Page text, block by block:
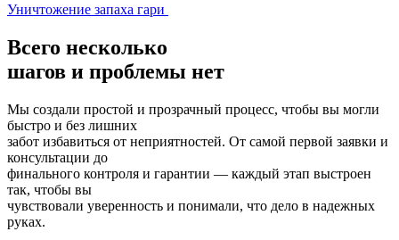
Уничтожение запаха гари
Всего несколько
шагов и проблемы нет
Мы создали простой и прозрачный процесс, чтобы вы могли
быстро и без лишних
забот избавиться от неприятностей. От самой первой заявки и
консультации до
финального контроля и гарантии — каждый этап выстроен
так, чтобы вы
чувствовали уверенность и понимали, что дело в надежных
руках.